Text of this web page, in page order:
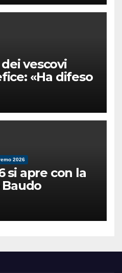
vescovi
«Ha difeso
2026
si apre con la